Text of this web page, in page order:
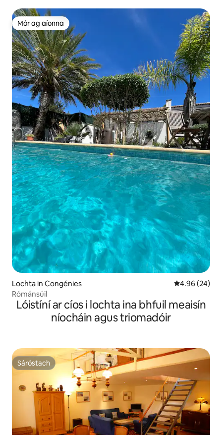
Mór ag aíonna
Mór ag aíonna
Lochta in Congénies Meánrátáil
4.96 (24)
Rómánsúil
Lóistíní ar cíos i lochta ina bhfuil meaisín
níocháin agus triomadóir
Sáróstach
Sáróstach